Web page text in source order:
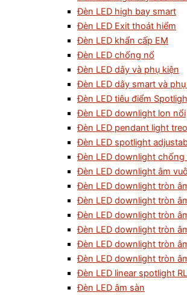
Đèn LED high bay smart
Đèn LED Exit thoát hiểm
Đèn LED khẩn cấp EM
Đèn LED chống nổ
Đèn LED dây và phụ kiện
Đèn LED dây smart và
Đèn LED tiêu điểm
Đèn LED downlight lon nổi
Đèn LED pendant light
Đèn LED spotlight
Đèn LED downlight chống
Đèn LED downlight âm
Đèn LED downlight tròn
Đèn LED downlight tròn
Đèn LED downlight tròn
Đèn LED downlight tròn
Đèn LED downlight tròn
Đèn LED downlight tròn
Đèn LED linear spotlight
Đèn LED âm sàn